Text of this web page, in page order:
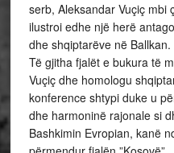
serb, Aleksandar Vuçiç mbi
ilustroi edhe një herë
dhe shqiptarëve në Ballkan.
Të gjitha fjalët e bukura të
Vuçiç dhe homologu
konference shtypi duke u
dhe harmoninë rajonale si
Bashkimin Evropian, kanë